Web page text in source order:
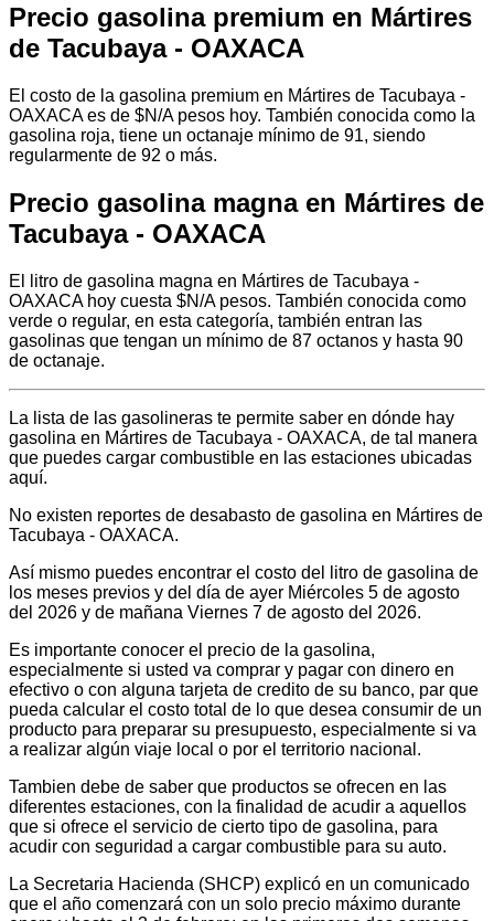
Precio gasolina premium en Mártires
de Tacubaya - OAXACA
El costo de la gasolina premium en Mártires de Tacubaya -
OAXACA es de $N/A pesos hoy. También conocida como la
gasolina roja, tiene un octanaje mínimo de 91, siendo
regularmente de 92 o más.
Precio gasolina magna en Mártires de
Tacubaya - OAXACA
El litro de gasolina magna en Mártires de Tacubaya -
OAXACA hoy cuesta $N/A pesos. También conocida como
verde o regular, en esta categoría, también entran las
gasolinas que tengan un mínimo de 87 octanos y hasta 90
de octanaje.
La lista de las gasolineras te permite saber en dónde hay
gasolina en Mártires de Tacubaya - OAXACA, de tal manera
que puedes cargar combustible en las estaciones ubicadas
aquí.
No existen reportes de desabasto de gasolina en Mártires de
Tacubaya - OAXACA.
Así mismo puedes encontrar el costo del litro de gasolina de
los meses previos y del día de ayer Miércoles 5 de agosto
del 2026 y de mañana Viernes 7 de agosto del 2026.
Es importante conocer el precio de la gasolina,
especialmente si usted va comprar y pagar con dinero en
efectivo o con alguna tarjeta de credito de su banco, par que
pueda calcular el costo total de lo que desea consumir de un
producto para preparar su presupuesto, especialmente si va
a realizar algún viaje local o por el territorio nacional.
Tambien debe de saber que productos se ofrecen en las
diferentes estaciones, con la finalidad de acudir a aquellos
que si ofrece el servicio de cierto tipo de gasolina, para
acudir con seguridad a cargar combustible para su auto.
La Secretaria Hacienda (SHCP) explicó en un comunicado
que el año comenzará con un solo precio máximo durante